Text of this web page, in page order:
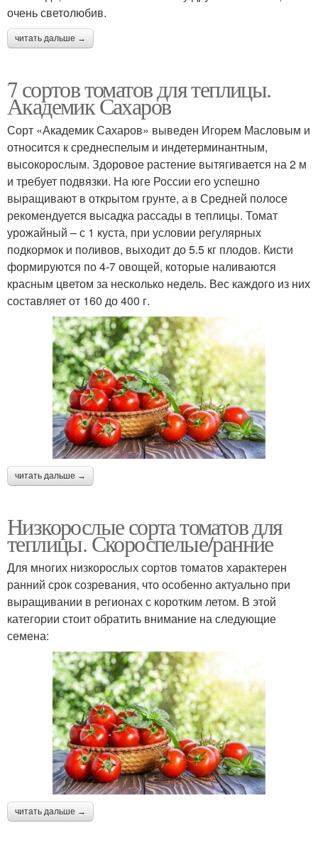
очень светолюбив.
читать дальше →
7 сортов томатов для теплицы.
Академик Сахаров
Сорт «Академик Сахаров» выведен Игорем Масловым и
относится к среднеспелым и индетерминантным,
высокорослым. Здоровое растение вытягивается на 2 м
и требует подвязки. На юге России его успешно
выращивают в открытом грунте, а в Средней полосе
рекомендуется высадка рассады в теплицы. Томат
урожайный – с 1 куста, при условии регулярных
подкормок и поливов, выходит до 5.5 кг плодов. Кисти
формируются по 4-7 овощей, которые наливаются
красным цветом за несколько недель. Вес каждого из них
составляет от 160 до 400 г.
читать дальше →
Низкорослые сорта томатов для
теплицы. Скороспелые/ранние
Для многих низкорослых сортов томатов характерен
ранний срок созревания, что особенно актуально при
выращивании в регионах с коротким летом. В этой
категории стоит обратить внимание на следующие
семена:
читать дальше →